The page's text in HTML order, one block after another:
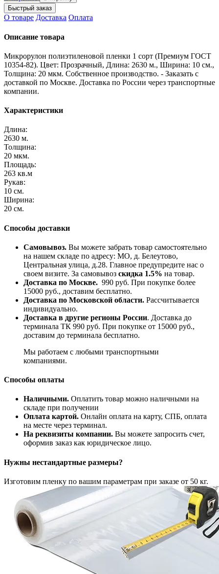
Быстрый заказ
О товаре Доставка Оплата
Описание товара
Микрорулон полиэтиленовой пленки 1 сорт (Премиум ГОСТ
10354-82). Цвет: Прозрачный, Длина: 2630 м., Ширина: 10 см.,
Толщина: 20 мкм. Собственное производство. - Заказать с
доставкой по Москве. Доставка по России через транспортные
компании.
Характеристики
Длина:
2630 м.
Толщина:
20 мкм.
Площадь:
263 кв.м
Рукав:
10 см.
Ширина:
20 см.
Способы доставки
Самовывоз. Вы можете забрать товар самостоятельно
на нашем складе по адресу: МО, д. Белеутово,
Центральная улица, д.28. Главное предупредите нас о
своем визите. За самовывоз скидка 1.5% на товар.
Доставка по Москве. 990 руб. При покупке более
15000 руб., доставим бесплатно.
Доставка по Московской области. Рассчитывается
индивидуально.
Доставка в другие регионы России. Доставка до
терминала ТК 990 руб. При покупке от 15000 руб.,
доставим до терминала бесплатно.
Мы работаем с любыми транспортными
компаниями.
Способы оплаты
Наличными. Оплатить товар можно наличными на
складе при получении
Оплата картой. Онлайн оплата на карту, СПБ, оплата
на месте через терминал.
На реквизиты компании. Вы можете запросить счет,
оформив заказ как юридическое лицо.
Нужны нестандартные размеры?
Изготовим пленку по вашим параметрам при заказе от 50 кг.